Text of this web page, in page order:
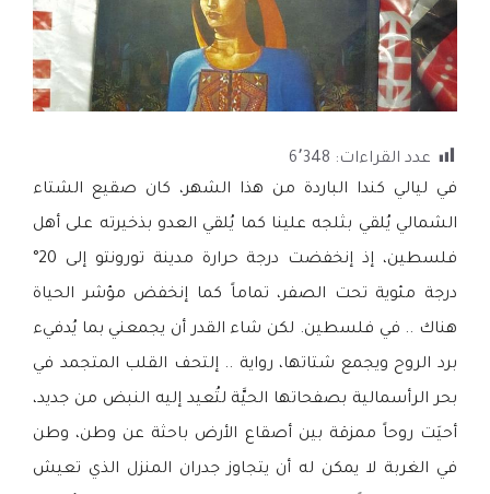
عدد القراءات: 6٬348
في ليالي كندا الباردة من هذا الشهر، كان صقيع الشتاء
الشمالي يُلقي بثلجه علينا كما يُلقي العدو بذخيرته على أهل
فلسطين، إذ إنخفضت درجة حرارة مدينة تورونتو إلى 20°
درجة مئوية تحت الصفر، تماماً كما إنخفض مؤشر الحياة
هناك .. في فلسطين. لكن شاء القدر أن يجمعني بما يُدفيء
برد الروح ويجمع شتاتها، رواية .. إلتحف القلب المتجمد في
بحر الرأسمالية بصفحاتها الحيَّة لتُعيد إليه النبض من جديد،
أحيَت روحاً ممزقة بين أصقاع الأرض باحثة عن وطن، وطن
في الغربة لا يمكن له أن يتجاوز جدران المنزل الذي تعيش